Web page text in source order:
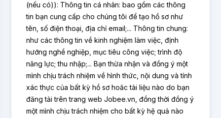
(nếu có)): Thông tin cá nhân: bao gồm các thông
tin bạn cung cấp cho chúng tôi để tạo hồ sơ như
tên, số điện thoại, địa chỉ email;... Thông tin chung:
như các thông tin về kinh nghiệm làm việc, định
hướng nghề nghiệp, mục tiêu công việc; trình độ
năng lực; thu nhập;... Bạn thừa nhận và đồng ý một
mình chịu trách nhiệm về hình thức, nội dung và tính
xác thực của bất kỳ hồ sơ hoăc tài liệu nào do bạn
đăng tải trên trang web Jobee.vn, đồng thời đồng ý
một mình chịu trách nhiệm cho bất kỳ hệ quả nào